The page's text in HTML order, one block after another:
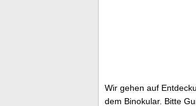
Wir gehen auf
dem Binokular. Bitte